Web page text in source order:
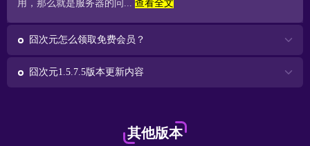
用，那么就是服务器的问... 查看全文
囧次元怎么领取免费会员？
囧次元1.5.7.5版本更新内容
其他版本